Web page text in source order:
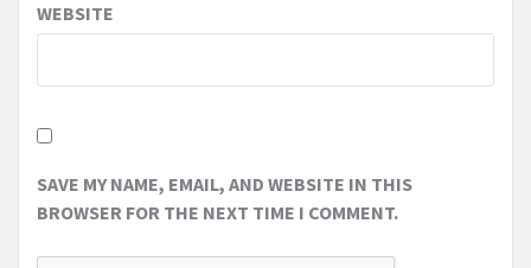
WEBSITE
SAVE MY NAME, EMAIL, AND WEBSITE IN THIS
BROWSER FOR THE NEXT TIME I COMMENT.